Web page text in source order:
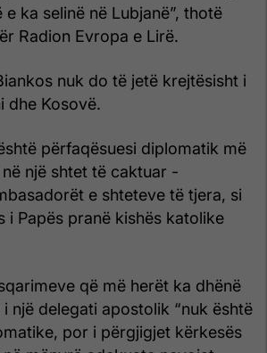
ka selinë në Lubjanë”, thotë
Radion Evropa e Lirë.
nuk do të jetë krejtësisht i
dhe Kosovë.
përfaqësuesi diplomatik më
një shtet të caktuar -
e shteteve të tjera, si
i Papës pranë kishës katolike
që më herët ka dhënë
një delegati apostolik “nuk është
por i përgjigjet kërkesës